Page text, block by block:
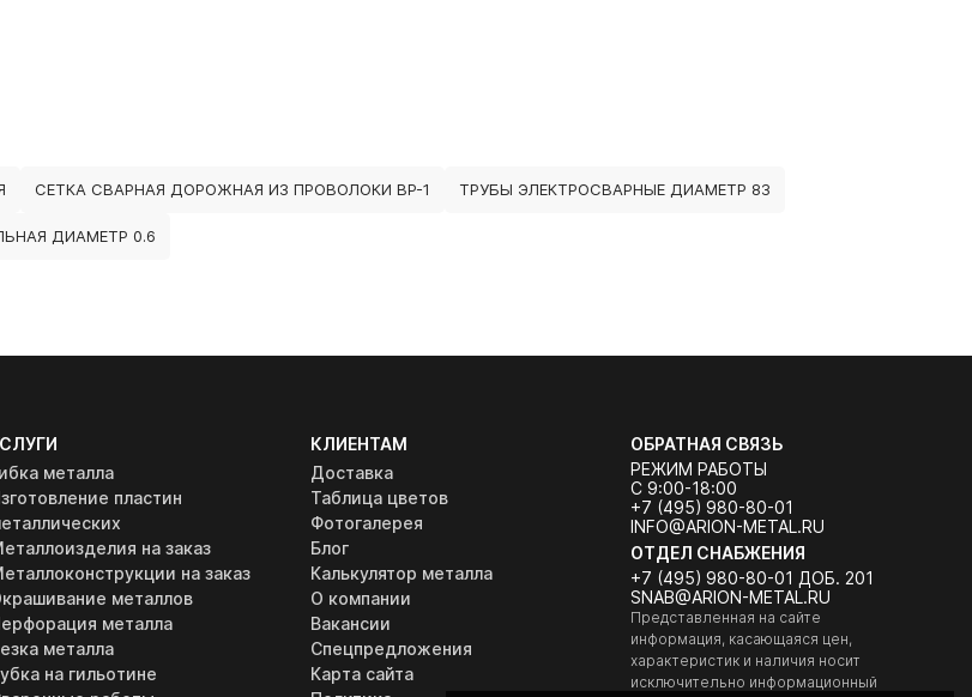
СЕТКА СВАРНАЯ ДОРОЖНАЯ ИЗ ПРОВОЛОКИ ВР-1 ТРУБЫ ЭЛЕКТРОСВАРНЫЕ ДИАМЕТР 83
ДИАМЕТР 0.6
металла
пластин
на заказ
на заказ
металлов
металла
металла
на гильотине
КЛИЕНТАМ
Доставка
Таблица цветов
Фотогалерея
Блог
Калькулятор металла
О компании
Вакансии
Спецпредложения
Карта сайта
ОБРАТНАЯ СВЯЗЬ
РЕЖИМ РАБОТЫ
С 9:00-18:00
+7 (495) 980-80-01
INFO@ARION-METAL.RU
ОТДЕЛ СНАБЖЕНИЯ
+7 (495) 980-80-01 ДОБ. 201
SNAB@ARION-METAL.RU
Представленная на сайте
информация, касающаяся цен,
характеристик и наличия носит
исключительно информационный